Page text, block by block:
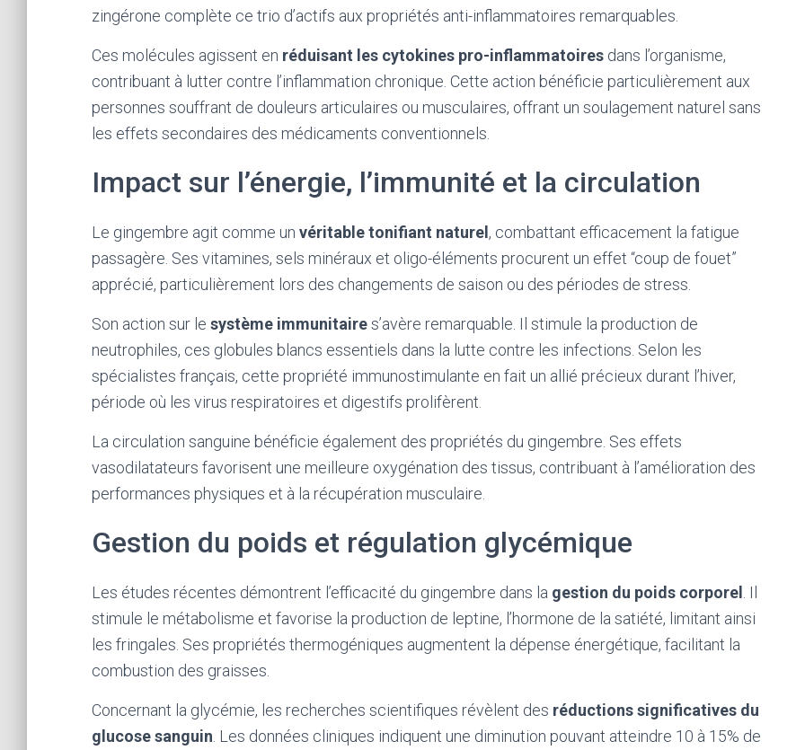
zingérone complète ce trio d’actifs aux propriétés anti-inflammatoires remarquables.
Ces molécules agissent en réduisant les cytokines pro-inflammatoires dans l’organisme,
contribuant à lutter contre l’inflammation chronique. Cette action bénéficie particulièrement aux
personnes souffrant de douleurs articulaires ou musculaires, offrant un soulagement naturel sans
les effets secondaires des médicaments conventionnels.
Impact sur l’énergie, l’immunité et la circulation
Le gingembre agit comme un véritable tonifiant naturel , combattant efficacement la fatigue
passagère. Ses vitamines, sels minéraux et oligo-éléments procurent un effet “coup de fouet”
apprécié, particulièrement lors des changements de saison ou des périodes de stress.
Son action sur le système immunitaires’avère remarquable. Il stimule la production de
neutrophiles, ces globules blancs essentiels dans la lutte contre les infections. Selon les
spécialistes français, cette propriété immunostimulante en fait un allié précieux durant l’hiver,
période où les virus respiratoires et digestifs prolifèrent.
La circulation sanguine bénéficie également des propriétés du gingembre. Ses effets
vasodilatateurs favorisent une meilleure oxygénation des tissus, contribuant à l’amélioration des
performances physiques et à la récupération musculaire.
Gestion du poids et régulation glycémique
Les études récentes démontrent l’efficacité du gingembre dans la gestion du poids corporel
. Il
stimule le métabolisme et favorise la production de leptine, l’hormone de la satiété, limitant ainsi
les fringales. Ses propriétés thermogéniques augmentent la dépense énergétique, facilitant la
combustion des graisses.
Concernant la glycémie, les recherches scientifiques révèlent des réductions significatives du
glucose sanguin . Les données cliniques indiquent une diminution pouvant atteindre 10 à 15% de